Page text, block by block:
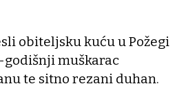
obiteljsku kuću u Požegi
muškarac
te sitno rezani duhan.